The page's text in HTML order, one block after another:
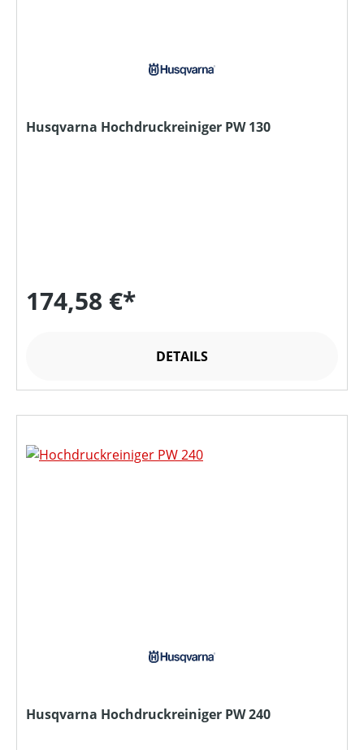
Husqvarna Hochdruckreiniger PW 130
174,58 €*
DETAILS
Husqvarna Hochdruckreiniger PW 240